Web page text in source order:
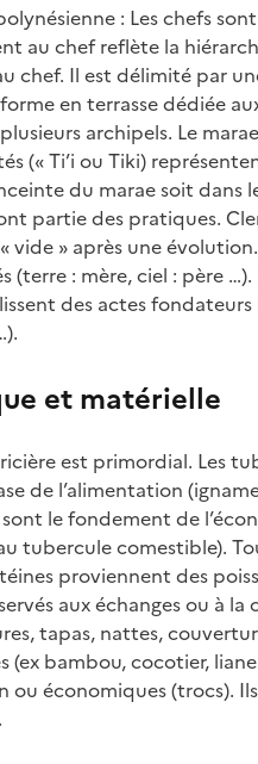
: Les chefs
au chef reflète la
chef. Il est délimité par
en terrasse dédiée
archipels. Le
(« Ti’i ou Tiki)
du marae soit dans
partie des pratiques.
vide » après une
(terre : mère, ciel : père
des actes fondateurs
et matérielle
est primordial. Les
de l’alimentation
le fondement de
tubercule comestible).
proviennent des
aux échanges ou à
tapas, nattes,
(ex bambou, cocotier,
économiques (trocs).